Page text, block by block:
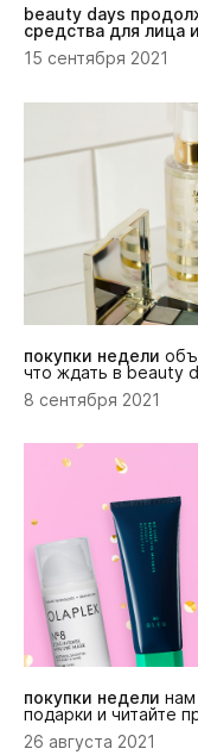
beauty days
средства для лица
15 сентября 2021
покупки недели
что ждать в beauty
8 сентября 2021
покупки недели нам
подарки и читайте
26 августа 2021